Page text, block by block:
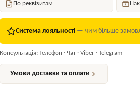
По реквізитам
Система лояльності — чим більше
Консультація: Телефон · Чат · Viber · Telegram
Умови доставки та оплати